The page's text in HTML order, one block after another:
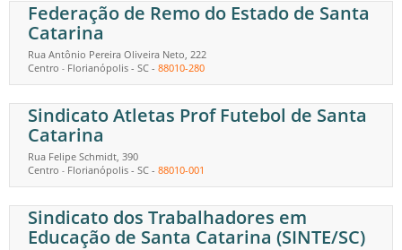
Federação de Remo do Estado de Santa
Catarina
Rua Antônio Pereira Oliveira Neto, 222
Centro - Florianópolis - SC - 88010-280
Sindicato Atletas Prof Futebol de Santa
Catarina
Rua Felipe Schmidt, 390
Centro - Florianópolis - SC - 88010-001
Sindicato dos Trabalhadores em
Educação de Santa Catarina (SINTE/SC)